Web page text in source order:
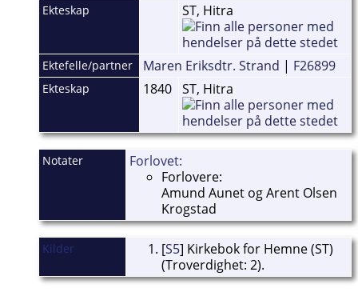
Ekteskap ST, Hitra
Ektefelle/partner Maren Eriksdtr. Strand | F26899
Ekteskap 1840 ST, Hitra
Notater
Forlovet:
Forlovere:
Amund Aunet og Arent Olsen
Krogstad
Kilder [S5] Kirkebok for Hemne (ST)
(Troverdighet: 2).